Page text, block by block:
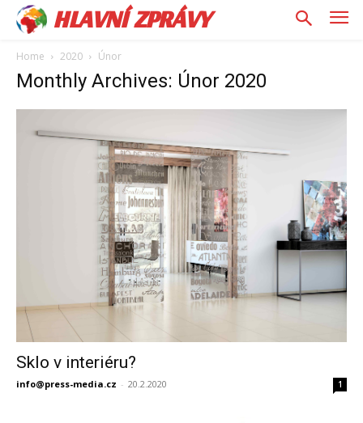
HLAVNÍ ZPRÁVY
Home 2020 Únor
Monthly Archives: Únor 2020
Sklo v interiéru?
info@press-media.cz - 20.2.2020 1